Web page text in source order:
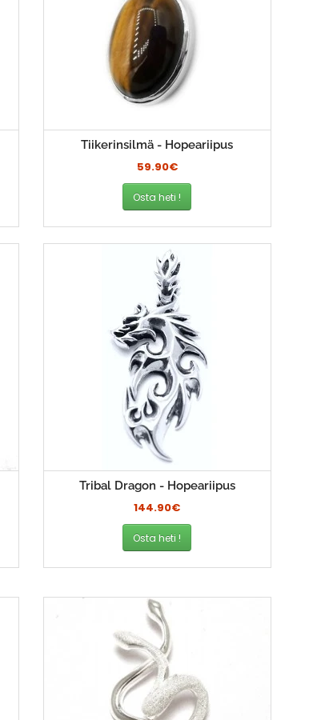
Tiikerinsilmä - Hopeariipus
59.90€
Osta heti !
Tribal Dragon - Hopeariipus
144.90€
Osta heti !